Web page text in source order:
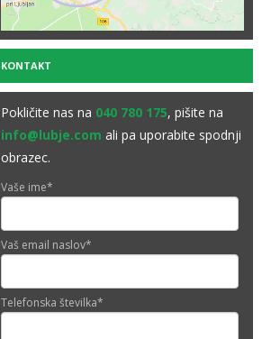
KONTAKT
Pokličite nas na 040 780 175, pišite na
info@lubje.com ali pa uporabite spodnji
obrazec.
Vaše ime*
Vaš email naslov*
Telefonska številka*